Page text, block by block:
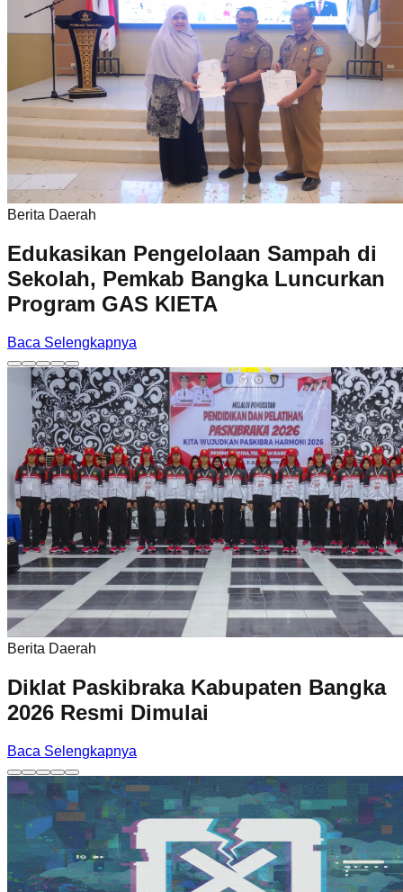
Berita Daerah
Edukasikan Pengelolaan Sampah di
Sekolah, Pemkab Bangka Luncurkan
Program GAS KIETA
Baca Selengkapnya
Berita Daerah
Diklat Paskibraka Kabupaten Bangka
2026 Resmi Dimulai
Baca Selengkapnya